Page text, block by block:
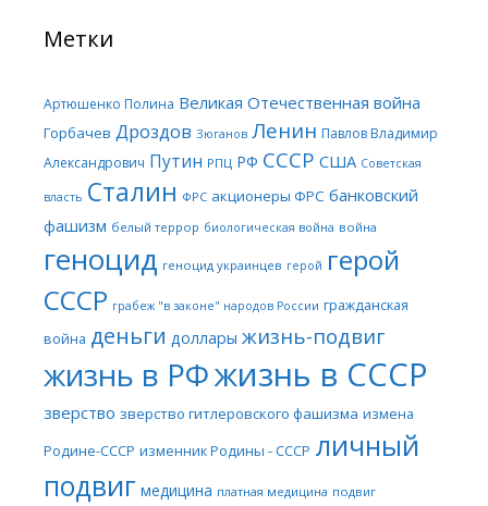
Метки
Артюшенко Полина Великая Отечественная война
Горбачев Дроздов Зюганов Ленин Павлов Владимир
Александрович Путин РПЦ РФ СССР США Советская
власть Сталин ФРС акционеры ФРС банковский
фашизм белый террор биологическая война война
геноцид геноцид украинцев герой герой
СССР грабеж "в законе" народов России гражданская
война деньги доллары жизнь-подвиг
жизнь в РФжизнь в СССР
зверство зверство гитлеровского фашизма измена
Родине-СССР изменник Родины - СССР личный
подвиг медицина платная медицина подвиг